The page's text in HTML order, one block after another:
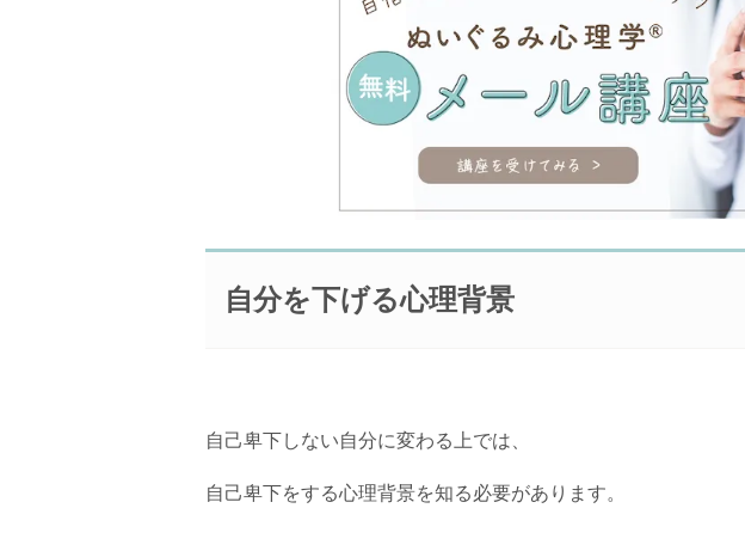
自分を下げる心理背景
自己卑下しない自分に変わる上では、
自己卑下をする心理背景を知る必要があります。